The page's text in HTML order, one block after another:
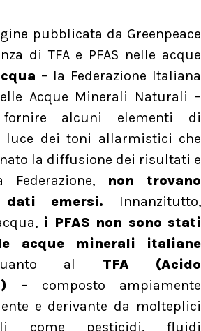
pubblicata da Greenpeace
di TFA e PFAS nelle acque
– la Federazione Italiana
Acque Minerali Naturali –
alcuni elementi di
luce dei toni allarmistici che
la diffusione dei risultati e
Federazione, non trovano
emersi. Innanzitutto,
i PFAS non sono stati
acque minerali italiane
al TFA (Acido
– composto ampiamente
e derivante da molteplici
come pesticidi, fluidi